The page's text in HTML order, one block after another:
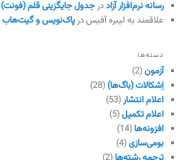
رسانه نرم‌افزار آزاددرجدول جایگزینی قلم (فونت)
علاقمند به لیبره آفیسدرپاک‌نویس و گیت‌هاب
دسته‌ها
آزمون(2)
اِشکالات (باگ‌ها)(28)
اعلام انتشار(53)
اعلام تکمیل(5)
افزونه‌ها (14)
بومی‌سازی(4)